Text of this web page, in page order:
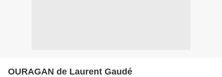
OURAGAN de Laurent Gaudé